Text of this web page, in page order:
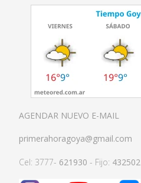
AGENDAR NUEVO E-MAIL
primerahoragoya@gmail.com
Cel: 3777- 621930 - Fijo: 432502